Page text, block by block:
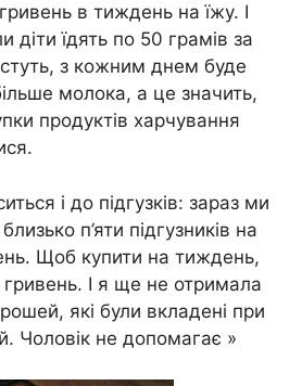
в тиждень на їжу. І
діти їдять по 50 грамів за
з кожним днем буде
молока, а це значить,
продуктів харчування
і до підгузків: зараз ми
п’яти підгузників на
Щоб купити на тиждень,
І я ще не отримала
які були вкладені при
Чоловік не допомагає »